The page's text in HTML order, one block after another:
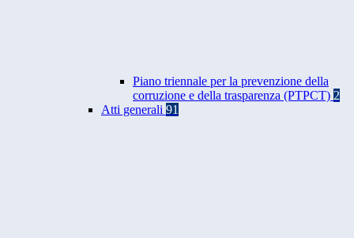
Piano triennale per la prevenzione della
corruzione e della trasparenza (PTPCT) 2
Atti generali 91